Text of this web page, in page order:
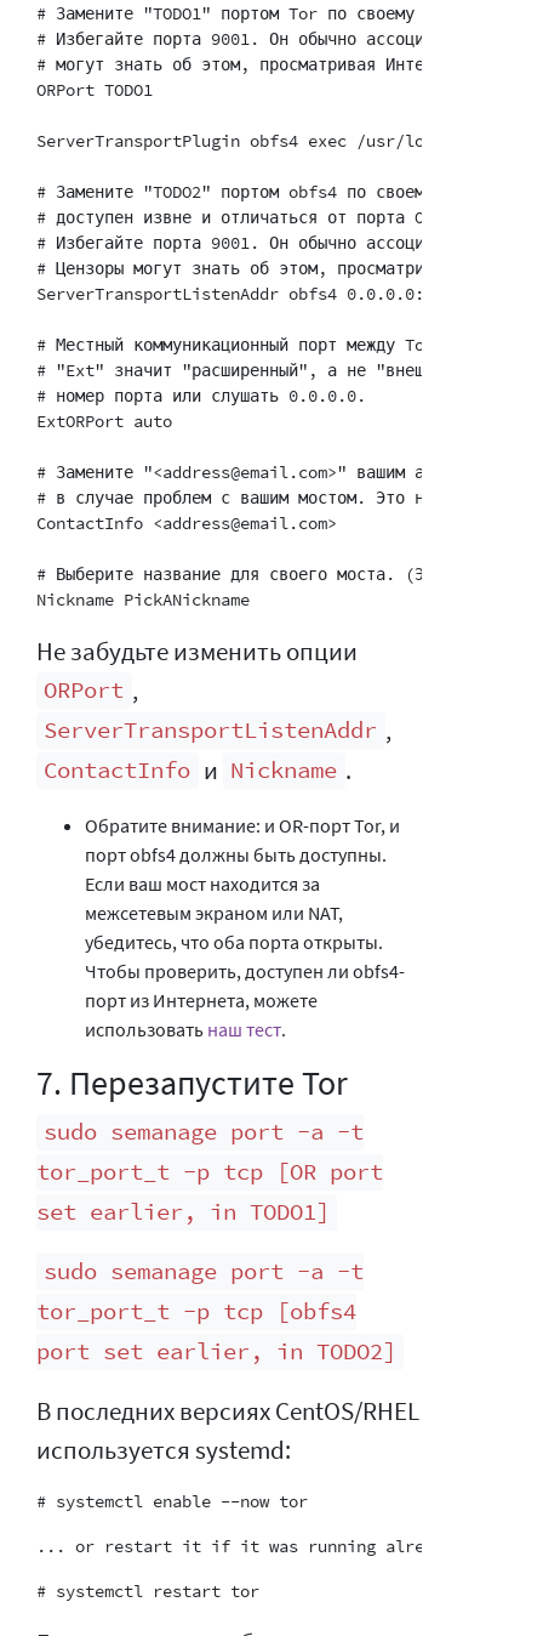
# Замените "TODO1" портом Tor по своему выбору.
# Избегайте порта 9001. Он обычно ассоциируется с
# могут знать об этом, просматривая Интернет.
ORPort TODO1
ServerTransportPlugin obfs4 exec /usr/local/bin/
# Замените "TODO2" портом obfs4 по своему выбору.
# доступен извне и отличаться от порта ORPort.
# Избегайте порта 9001. Он обычно ассоциируется с
# Цензоры могут знать об этом, просматривая
ServerTransportListenAddr obfs4 0.0.0.0:TODO2
# Местный коммуникационный порт между Tor и obfs4.
# "Ext" значит "расширенный", а не "внешний". Не
# номер порта или слушать 0.0.0.0.
ExtORPort auto
# Замените "<address@email.com>" вашим адресом
# в случае проблем с вашим мостом. Это
ContactInfo <address@email.com>
# Выберите название для своего моста. (Это
Не забудьте изменить опции
ORPort ,
ServerTransportListenAddr ,
ContactInfo и Nickname .
Обратите внимание: и OR-порт Tor, и
порт obfs4 должны быть доступны.
Если ваш мост находится за
межсетевым экраном или NAT,
убедитесь, что оба порта открыты.
Чтобы проверить, доступен ли obfs4-
порт из Интернета, можете
использовать наш тест.
7. Перезапустите Tor
sudo semanage port -a -t
tor_port_t -p tcp [OR port
set earlier, in TODO1]
sudo semanage port -a -t
tor_port_t -p tcp [obfs4
port set earlier, in TODO2]
В последних версиях CentOS/RHEL
используется systemd: